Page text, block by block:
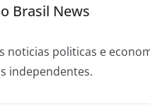
Brasil News
noticias politicas e
independentes.